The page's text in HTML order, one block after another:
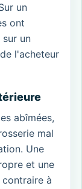
un
ont
un
l'acheteur
abîmées,
mal
Une
et une
à